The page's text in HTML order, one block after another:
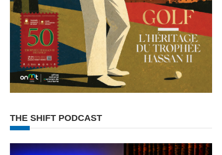
THE SHIFT PODCAST